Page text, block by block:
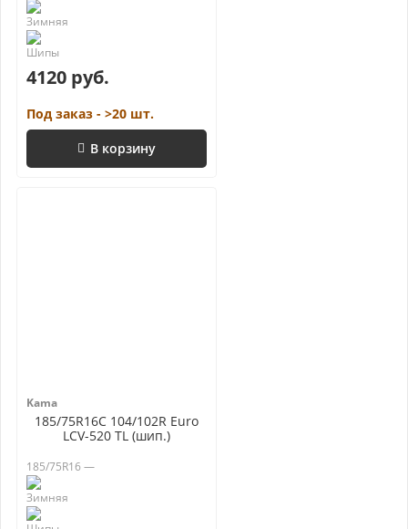
4120 руб.
Под заказ - >20 шт.
В корзину
Kama
185/75R16C 104/102R Euro
LCV-520 TL (шип.)
185/75R16 —